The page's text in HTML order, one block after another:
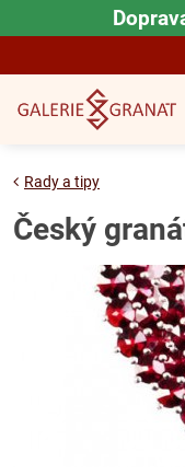
Rady a tipy
Český